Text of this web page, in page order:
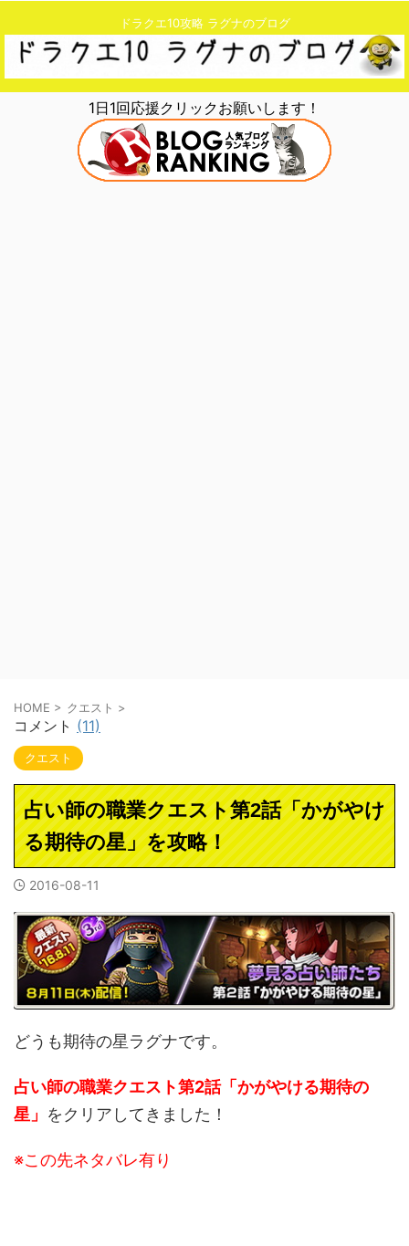
ドラクエ10攻略 ラグナのブログ
1日1回応援クリックお願いします！
HOME > クエスト >
コメント (11)
クエスト
占い師の職業クエスト第2話「かがやけ
る期待の星」を攻略！
2016-08-11
どうも期待の星ラグナです。
占い師の職業クエスト第2話「かがやける期待の
星」 をクリアしてきました！
※この先ネタバレ有り